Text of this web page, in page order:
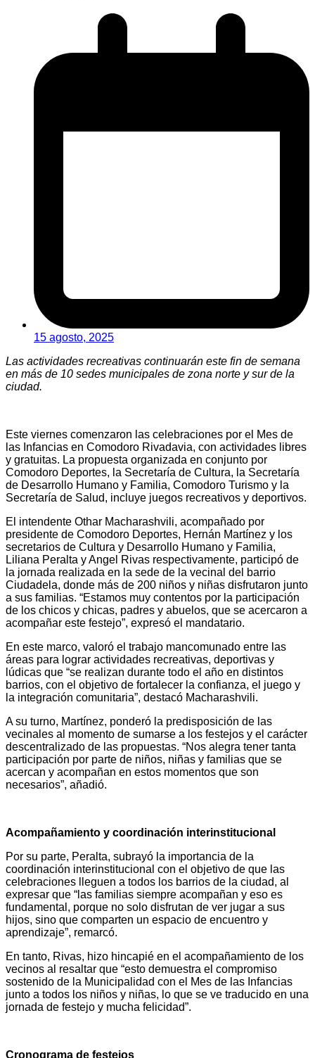
15 agosto, 2025
Las actividades recreativas continuarán este fin de semana
en más de 10 sedes municipales de zona norte y sur de la
ciudad.
Este viernes comenzaron las celebraciones por el Mes de
las Infancias en Comodoro Rivadavia, con actividades libres
y gratuitas. La propuesta organizada en conjunto por
Comodoro Deportes, la Secretaría de Cultura, la Secretaría
de Desarrollo Humano y Familia, Comodoro Turismo y la
Secretaría de Salud, incluye juegos recreativos y deportivos.
El intendente Othar Macharashvili, acompañado por
presidente de Comodoro Deportes, Hernán Martínez y los
secretarios de Cultura y Desarrollo Humano y Familia,
Liliana Peralta y Angel Rivas respectivamente, participó de
la jornada realizada en la sede de la vecinal del barrio
Ciudadela, donde más de 200 niños y niñas disfrutaron junto
a sus familias. “Estamos muy contentos por la participación
de los chicos y chicas, padres y abuelos, que se acercaron a
acompañar este festejo”, expresó el mandatario.
En este marco, valoró el trabajo mancomunado entre las
áreas para lograr actividades recreativas, deportivas y
lúdicas que “se realizan durante todo el año en distintos
barrios, con el objetivo de fortalecer la confianza, el juego y
la integración comunitaria”, destacó Macharashvili.
A su turno, Martínez, ponderó la predisposición de las
vecinales al momento de sumarse a los festejos y el carácter
descentralizado de las propuestas. “Nos alegra tener tanta
participación por parte de niños, niñas y familias que se
acercan y acompañan en estos momentos que son
necesarios”, añadió.
Acompañamiento y coordinación interinstitucional
Por su parte, Peralta, subrayó la importancia de la
coordinación interinstitucional con el objetivo de que las
celebraciones lleguen a todos los barrios de la ciudad, al
expresar que “las familias siempre acompañan y eso es
fundamental, porque no solo disfrutan de ver jugar a sus
hijos, sino que comparten un espacio de encuentro y
aprendizaje”, remarcó.
En tanto, Rivas, hizo hincapié en el acompañamiento de los
vecinos al resaltar que “esto demuestra el compromiso
sostenido de la Municipalidad con el Mes de las Infancias
junto a todos los niños y niñas, lo que se ve traducido en una
jornada de festejo y mucha felicidad”.
Cronograma de festejos